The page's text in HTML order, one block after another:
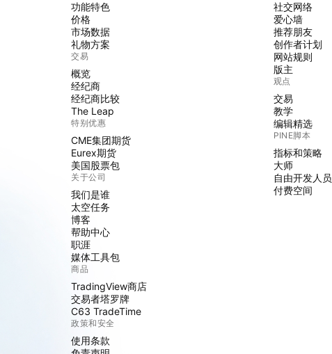
功能特色
价格
市场数据
礼物方案
交易
概览
经纪商
经纪商比较
The Leap
特别优惠
CME集团期货
Eurex期货
美国股票包
关于公司
我们是谁
太空任务
博客
帮助中心
职涯
媒体工具包
商品
TradingView商店
交易者塔罗牌
C63 TradeTime
政策和安全
使用条款
社交网络
爱心墙
推荐朋友
创作者计划
网站规则
版主
观点
交易
教学
编辑精选
PINE脚本
指标和策略
大师
自由开发人员
付费空间